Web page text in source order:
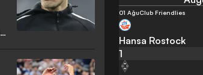
01 AğuClub Friendlies
Hansa Rostock
1